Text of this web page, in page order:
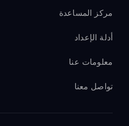
مركز المساعدة
أدلة الإعداد
معلومات عنا
تواصل معنا